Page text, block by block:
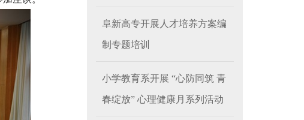
阜新高专开展人才培养方案编
制专题培训
小学教育系开展 “心防同筑 青
春绽放” 心理健康月系列活动